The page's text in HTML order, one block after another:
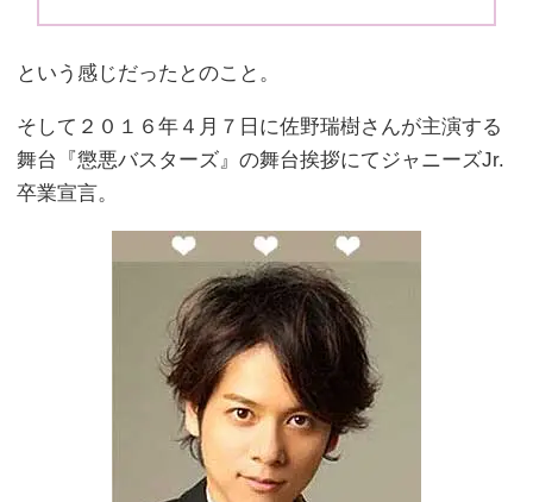
という感じだったとのこと。
そして２０１６年４月７日に佐野瑞樹さんが主演する
舞台『懲悪バスターズ』の舞台挨拶にてジャニーズJr.
卒業宣言。